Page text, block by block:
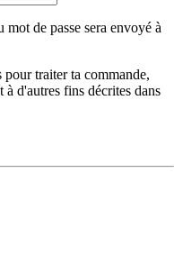
de passe sera envoyé à
pour traiter ta commande,
d'autres fins décrites dans